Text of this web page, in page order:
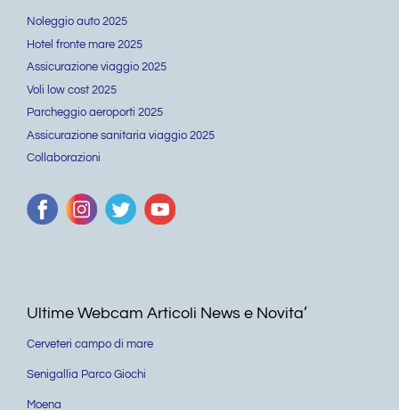
Noleggio auto 2025
Hotel fronte mare 2025
Assicurazione viaggio 2025
Voli low cost 2025
Parcheggio aeroporti 2025
Assicurazione sanitaria viaggio 2025
Collaborazioni
Ultime Webcam Articoli News e Novita’
Cerveteri campo di mare
Senigallia Parco Giochi
Moena